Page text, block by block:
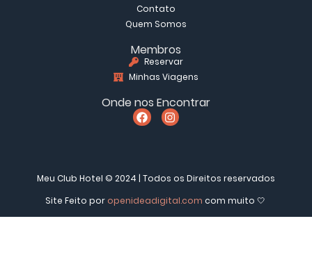
Contato
Quem Somos
Membros
Reservar
Minhas Viagens
Onde nos Encontrar
Meu Club Hotel © 2024 | Todos os Direitos reservados
Site Feito por openideadigital.com com muito 🤍